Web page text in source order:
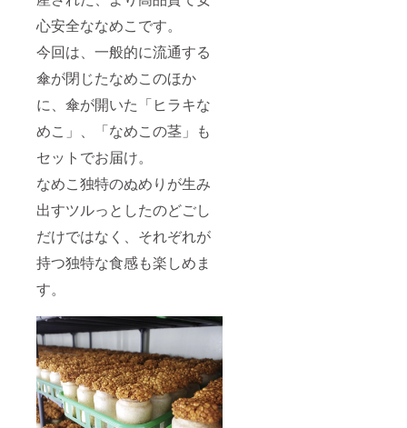
心安全ななめこです。
今回は、一般的に流通する
傘が閉じたなめこのほか
に、傘が開いた「ヒラキな
めこ」、「なめこの茎」も
セットでお届け。
なめこ独特のぬめりが生み
出すツルっとしたのどごし
だけではなく、それぞれが
持つ独特な食感も楽しめま
す。